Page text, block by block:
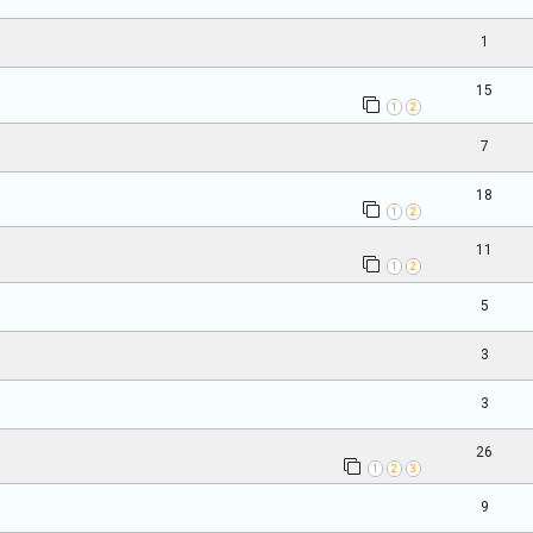
1
1 2
15
7
1 2
18
1 2
11
5
3
3
1 2 3
26
9